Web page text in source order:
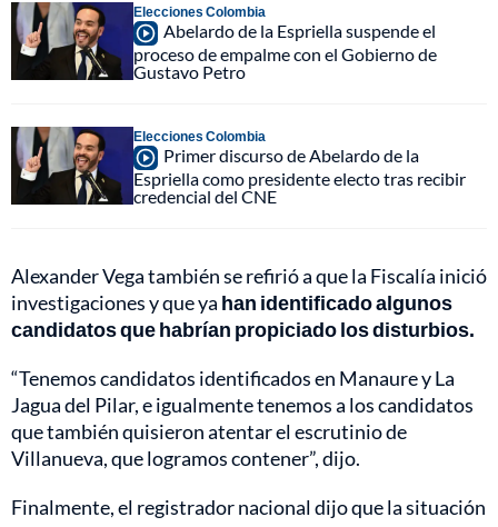
Elecciones Colombia
Abelardo de la Espriella suspende el
proceso de empalme con el Gobierno de
Gustavo Petro
Elecciones Colombia
Primer discurso de Abelardo de la
Espriella como presidente electo tras recibir
credencial del CNE
Alexander Vega también se refirió a que la Fiscalía inició
investigaciones y que ya han identificado algunos
candidatos que habrían propiciado los disturbios.
“Tenemos candidatos identificados en Manaure y La
Jagua del Pilar, e igualmente tenemos a los candidatos
que también quisieron atentar el escrutinio de
Villanueva, que logramos contener”, dijo.
Finalmente, el registrador nacional dijo que la situación